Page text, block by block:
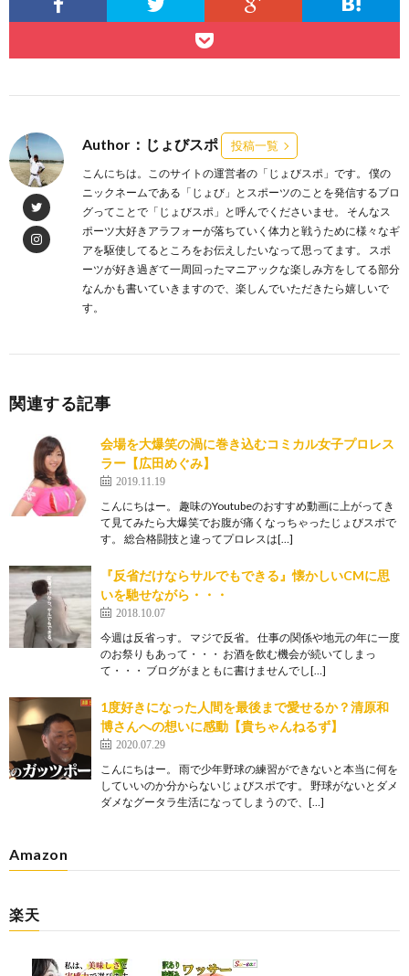
Author：じょびスポ 投稿一覧
こんにちは。このサイトの運営者の「じょびスポ」です。 僕の
ニックネームである「じょび」とスポーツのことを発信するブロ
グってことで「じょびスポ」と呼んでくださいませ。 そんなス
ポーツ大好きアラフォーが落ちていく体力と戦うために様々なギ
アを駆使してるところをお伝えしたいなって思ってます。 スポ
ーツが好き過ぎて一周回ったマニアックな楽しみ方をしてる部分
なんかも書いていきますので、楽しんでいただきたら嬉しいで
す。
関連する記事
会場を大爆笑の渦に巻き込むコミカル女子プロレス
ラー【広田めぐみ】
2019.11.19
こんにちはー。 趣味のYoutubeのおすすめ動画に上がってき
て見てみたら大爆笑でお腹が痛くなっちゃったじょびスポで
す。 総合格闘技と違ってプロレスは[…]
『反省だけならサルでもできる』懐かしいCMに思
いを馳せながら・・・
2018.10.07
今週は反省っす。 マジで反省。 仕事の関係や地元の年に一度
のお祭りもあって・・・ お酒を飲む機会が続いてしまっ
て・・・ ブログがまともに書けませんでし[…]
1度好きになった人間を最後まで愛せるか？清原和
博さんへの想いに感動【貴ちゃんねるず】
2020.07.29
こんにちはー。 雨で少年野球の練習ができないと本当に何を
していいのか分からないじょびスポです。 野球がないとダメ
ダメなグータラ生活になってしまうので、[…]
Amazon
楽天